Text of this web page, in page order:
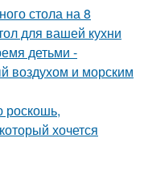
стола на 8
для вашей кухни
детьми -
воздухом и морским
роскошь,
хочется